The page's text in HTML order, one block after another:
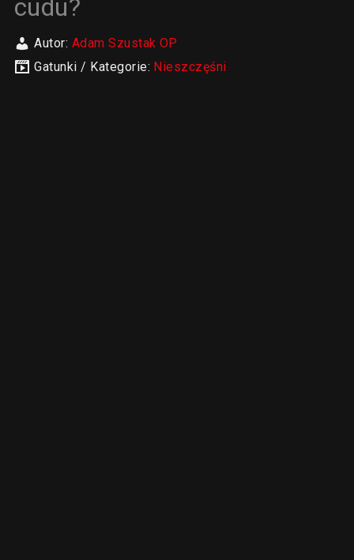
cudu?
Autor: Adam Szustak OP
Gatunki / Kategorie: Nieszczęśni